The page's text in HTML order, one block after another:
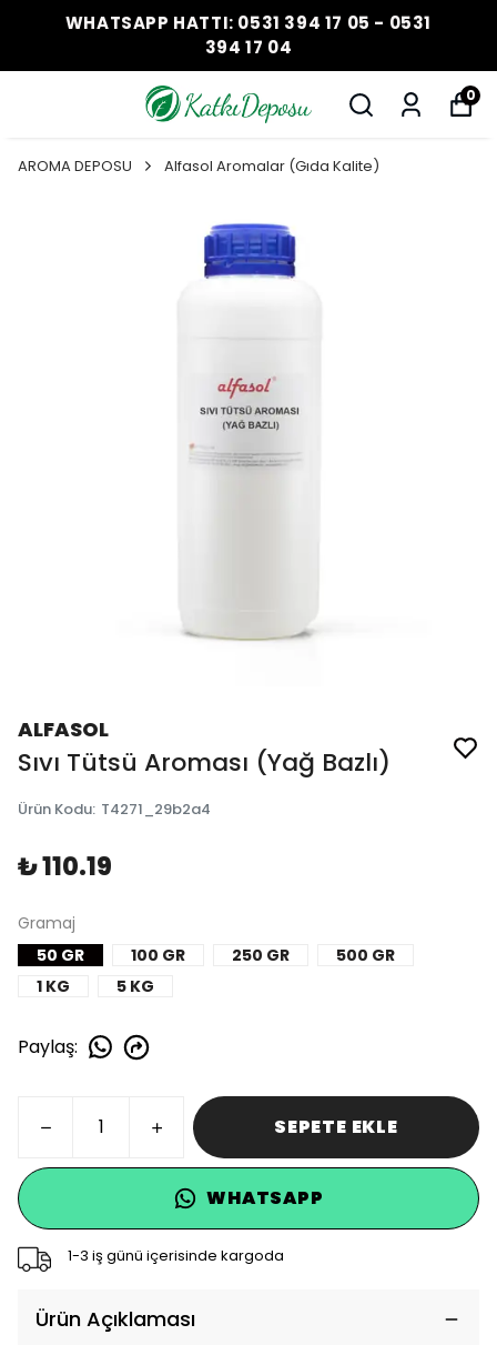
WHATSAPP HATTI: 0531 394 17 05 - 0531
394 17 04
0
AROMA DEPOSU Alfasol Aromalar (Gıda Kalite)
ALFASOL
Sıvı Tütsü Aroması (Yağ Bazlı)
Ürün Kodu: T4271_29b2a4
₺ 110.19
Gramaj
50 GR
100 GR 250 GR
500 GR
1 KG
5 KG
Paylaş:
SEPETE EKLE
WHATSAPP
1-3 iş günü içerisinde kargoda
Ürün Açıklaması